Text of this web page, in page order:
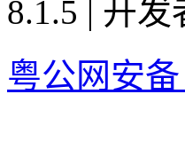
8.1.5 | 开
粤公网安备